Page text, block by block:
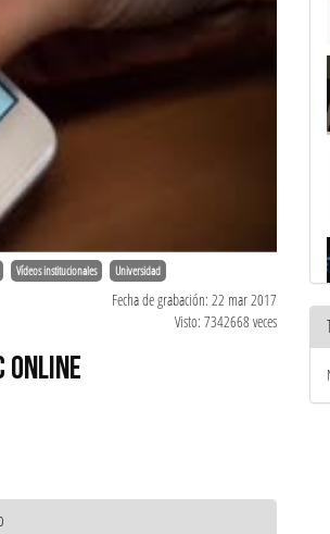
Vídeos institucionales Universidad
Fecha de grabación: 22 mar 2017
Visto: 7342668 veces
ONLINE